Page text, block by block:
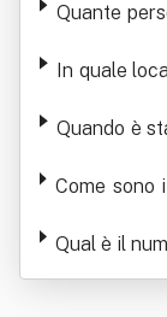
Quante
In quale
Quando è
Come sono
Qual è il
mplificata